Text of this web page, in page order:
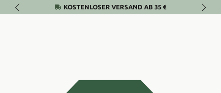
Zum Hauptinhalt springenKOSTENLOSER VERSAND AB 35 €